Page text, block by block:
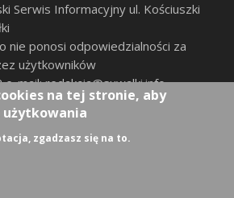
Serwis Informacyjny ul. Kościuszki
nie ponosi odpowiedzialności za
użytkowników
e-mail:redakcja@suwalki.info,
na tej stronie, aby
zgadzasz się na to.